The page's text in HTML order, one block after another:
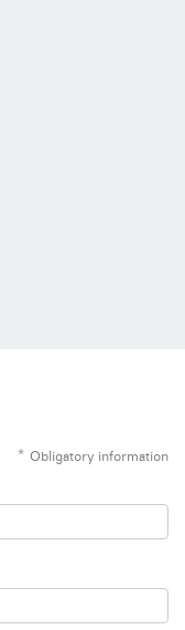
* Obligatory information